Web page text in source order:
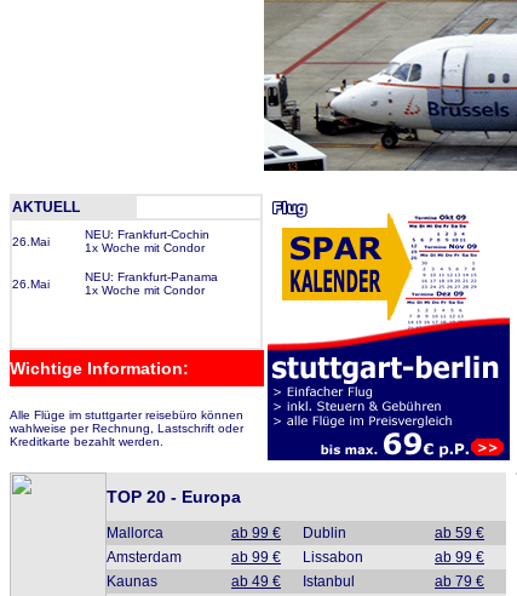
AKTUELL
26.Mai
NEU: Frankfurt-Cochin
1x Woche mit Condor
26.Mai
NEU: Frankfurt-Panama
1x Woche mit Condor
Wichtige Information:
Alle Flüge im stuttgarter reisebüro können
wahlweise per Rechnung, Lastschrift oder
Kreditkarte bezahlt werden.
TOP 20 - Europa
Mallorca ab 99 € Dublin
ab 59 €
Amsterdam
ab 99 € Lissabon
ab 99 €
Kaunas
ab 49 € Istanbul
ab 79 €